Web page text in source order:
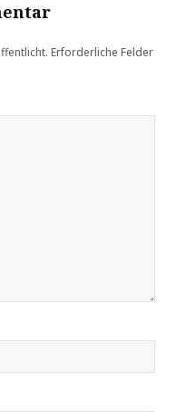
Erforderliche Felder